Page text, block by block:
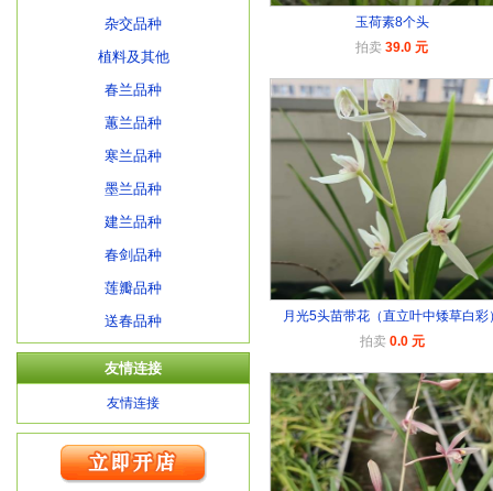
杂交品种
植料及其他
春兰品种
蕙兰品种
寒兰品种
墨兰品种
建兰品种
春剑品种
莲瓣品种
送春品种
友情连接
友情连接
玉荷素8个头
拍卖 39.0 元
月光5头苗带花（直立叶中矮草白彩
拍卖 0.0 元